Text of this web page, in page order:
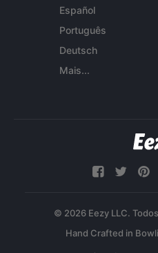
Español
Português
Deutsch
Mais...
© 2026 Eezy LLC.